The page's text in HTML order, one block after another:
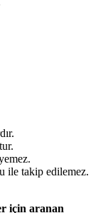
ile takip edilemez.
için aranan